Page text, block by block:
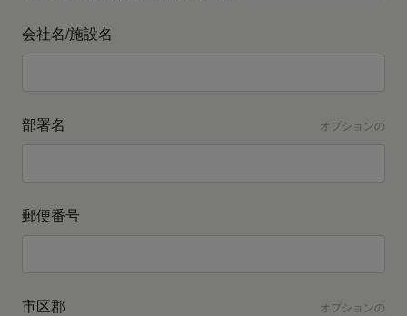
会社名/施設名
部署名 オプションの
郵便番号
市区郡 オプションの